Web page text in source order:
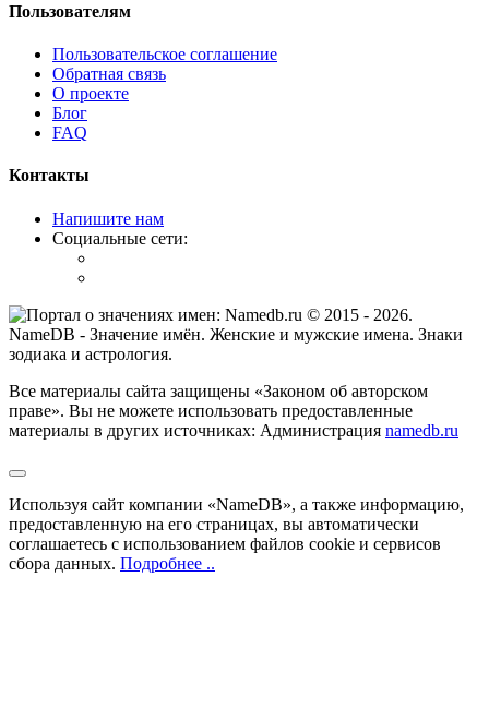
Пользователям
Пользовательское соглашение
Обратная связь
О проекте
Блог
FAQ
Контакты
Напишите нам
Социальные сети:
© 2015 - 2026.
NameDB - Значение имён. Женские и мужские имена. Знаки
зодиака и астрология.
Все материалы сайта защищены «Законом об авторском
праве». Вы не можете использовать предоставленные
материалы в других источниках: Администрация namedb.ru
Используя сайт компании «NameDB», а также информацию,
предоставленную на его страницах, вы автоматически
соглашаетесь с использованием файлов cookie и сервисов
сбора данных. Подробнее ..